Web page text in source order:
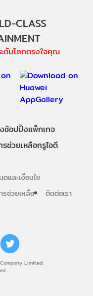
Limited.
CLASS
ดับโลกตรงใจคุณ
ช้อปปิ้งแพ็กเกจ
ช่วยเหลือทรูไอดี
และเงื่อนไข
รช่วยเหลือ ติดต่อเรา